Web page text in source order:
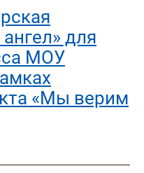
для
МОУ
«Мы верим